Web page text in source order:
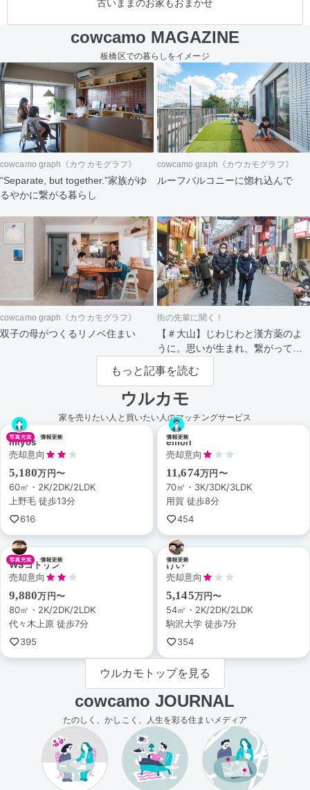
古いままのお家もおまかせ
cowcamo MAGAZINE
板橋区での暮らしをイメージ
cowcamo graph《カウカモグラフ》
“Separate, but together.”家族がゆ
るやかに繋がる暮らし
cowcamo graph《カウカモグラフ》
ルーフバルコニーに惚れ込んで
cowcamo graph《カウカモグラフ》
双子の母がつくるリノベ住まい
街の先輩に聞く！
【＃大山】じわじわと漢方薬のよ
うに。思いが生まれ、繋がってい
く街。
もっと記事を読む
ウルカモ
家を売りたい人と買いたい人のマッチングサービス
miyos
売却意向
5,180万円〜
60㎡・2K/2DK/2LDK
上野毛 徒歩13分
616
emori
売却意向
11,674万円〜
70㎡・3K/3DK/3LDK
用賀 徒歩8分
454
WSコトリン
売却意向
9,880万円〜
80㎡・2K/2DK/2LDK
代々木上原 徒歩7分
395
けい
売却意向
5,145万円〜
54㎡・2K/2DK/2LDK
駒沢大学 徒歩7分
354
ウルカモトップを見る
cowcamo JOURNAL
たのしく、かしこく、人生を彩る住まいメディア